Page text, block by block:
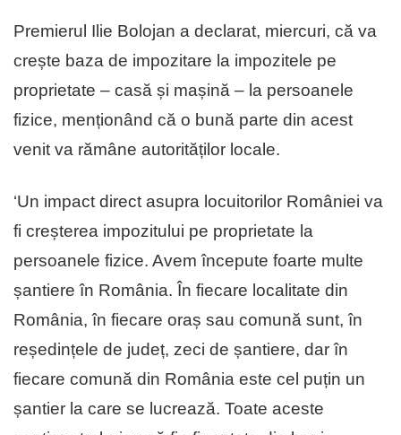
Premierul Ilie Bolojan a declarat, miercuri, că va
crește baza de impozitare la impozitele pe
proprietate – casă și mașină – la persoanele
fizice, menționând că o bună parte din acest
venit va rămâne autorităților locale.
‘Un impact direct asupra locuitorilor României va
fi creșterea impozitului pe proprietate la
persoanele fizice. Avem începute foarte multe
șantiere în România. În fiecare localitate din
România, în fiecare oraș sau comună sunt, în
reședințele de județ, zeci de șantiere, dar în
fiecare comună din România este cel puțin un
șantier la care se lucrează. Toate aceste